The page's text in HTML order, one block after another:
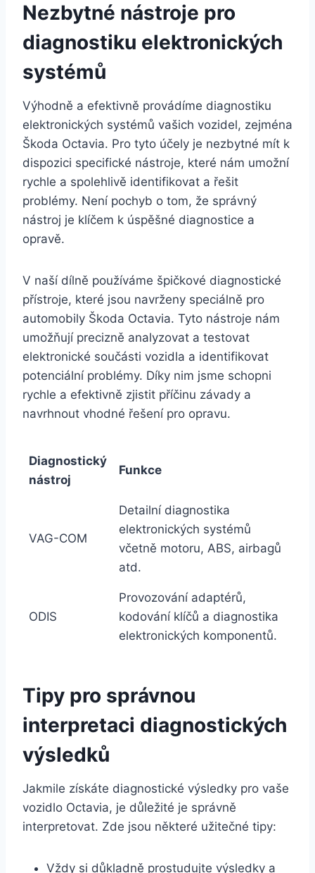
Nezbytné nástroje pro
diagnostiku elektronických
systémů
Výhodně a efektivně provádíme diagnostiku
elektronických systémů vašich vozidel, zejména
Škoda Octavia. Pro tyto účely je nezbytné mít k
dispozici specifické nástroje, které nám umožní
rychle a spolehlivě identifikovat a řešit
problémy. Není pochyb o tom, že správný
nástroj je klíčem k úspěšné diagnostice a
opravě.
V naší dílně používáme špičkové diagnostické
přístroje, které jsou navrženy speciálně pro
automobily Škoda Octavia. Tyto nástroje nám
umožňují precizně analyzovat a testovat
elektronické součásti vozidla a identifikovat
potenciální problémy. Díky nim jsme schopni
rychle a efektivně zjistit příčinu závady a
navrhnout vhodné řešení pro opravu.
Diagnostický
nástroj
Funkce
VAG-COM
Detailní diagnostika
elektronických systémů
včetně motoru, ABS, airbagů
atd.
ODIS
Provozování adaptérů,
kodování klíčů a diagnostika
elektronických komponentů.
Tipy pro správnou
interpretaci diagnostických
výsledků
Jakmile získáte diagnostické výsledky pro vaše
vozidlo Octavia, je důležité je správně
interpretovat. Zde jsou některé užitečné tipy:
Vždy si důkladně prostudujte výsledky a